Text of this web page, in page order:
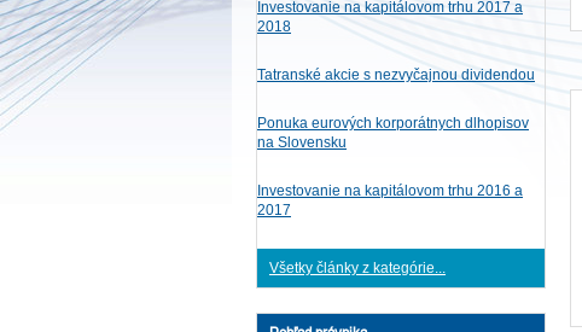
Investovanie na kapitálovom trhu 2017 a
2018
Tatranské akcie s nezvyčajnou dividendou
Ponuka eurových korporátnych dlhopisov
na Slovensku
Investovanie na kapitálovom trhu 2016 a
2017
Všetky články z kategórie...